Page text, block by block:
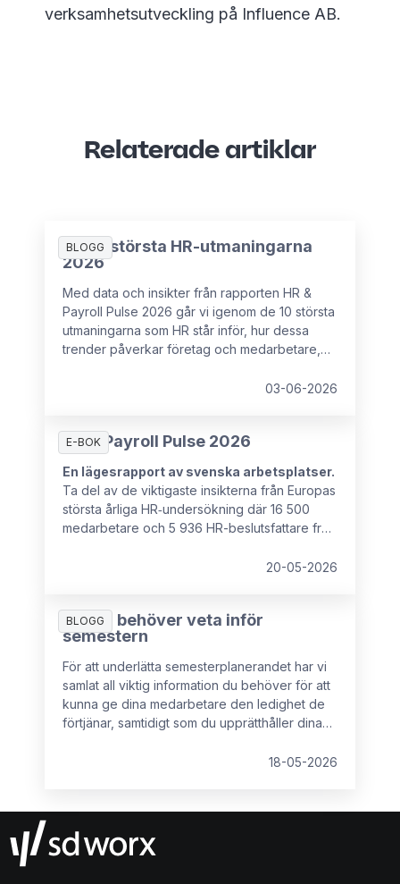
verksamhetsutveckling på Influence AB.
Relaterade artiklar
BLOGG
De 10 största HR-utmaningarna
2026
Med data och insikter från rapporten HR &
Payroll Pulse 2026 går vi igenom de 10 största
utmaningarna som HR står inför, hur dessa
trender påverkar företag och medarbetare,
ha det strategiska inflytande som krävs för att
03-06-2026
E-BOK
HR & Payroll Pulse 2026
En lägesrapport av svenska arbetsplatser.
Ta del av de viktigaste insikterna från Europas
största årliga HR‑undersökning där 16 500
medarbetare och 5 936 HR-beslutsfattare från
20-05-2026
BLOGG
Allt du behöver veta inför
semestern
För att underlätta semesterplanerandet har vi
samlat all viktig information du behöver för att
kunna ge dina medarbetare den ledighet de
förtjänar, samtidigt som du upprätthåller dina
18-05-2026